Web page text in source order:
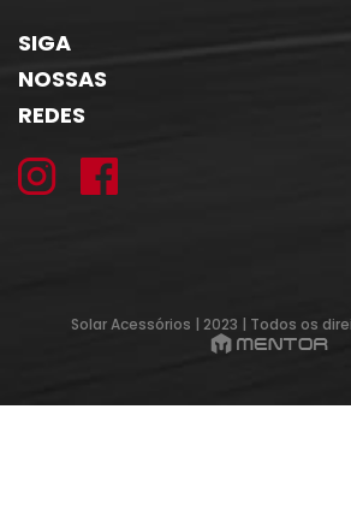
SIGA
NOSSAS
REDES
Solar Acessórios | 2023 | Todos os